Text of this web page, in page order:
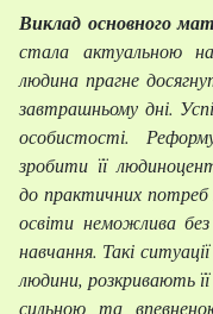
Виклад основного
стала актуальною
людина прагне
завтрашньому дні.
особистості.
зробити її
до практичних потреб
освіти неможлива
навчання. Такі
людини, розкривають
сильною та